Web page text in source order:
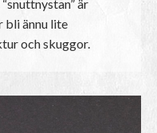
är
bli ännu lite
och skuggor.